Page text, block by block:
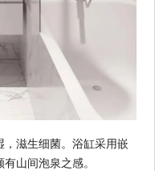
滋生细菌。浴缸采用嵌
山间泡泉之感。